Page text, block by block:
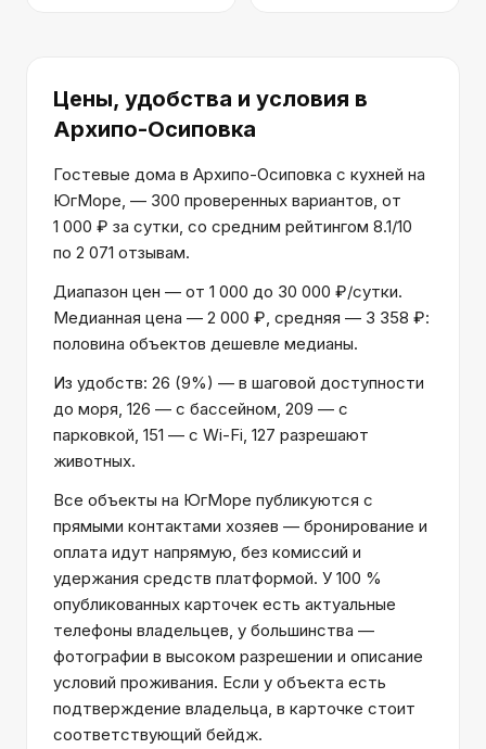
Цены, удобства и условия в
Архипо-Осиповка
Гостевые дома в Архипо-Осиповка с кухней на
ЮгМоре, — 300 проверенных вариантов, от
1 000 ₽ за сутки, со средним рейтингом 8.1/10
по 2 071 отзывам.
Диапазон цен — от 1 000 до 30 000 ₽/сутки.
Медианная цена — 2 000 ₽, средняя — 3 358 ₽:
половина объектов дешевле медианы.
Из удобств: 26 (9%) — в шаговой доступности
до моря, 126 — с бассейном, 209 — с
парковкой, 151 — с Wi-Fi, 127 разрешают
животных.
Все объекты на ЮгМоре публикуются с
прямыми контактами хозяев — бронирование и
оплата идут напрямую, без комиссий и
удержания средств платформой. У 100 %
опубликованных карточек есть актуальные
телефоны владельцев, у большинства —
фотографии в высоком разрешении и описание
условий проживания. Если у объекта есть
подтверждение владельца, в карточке стоит
соответствующий бейдж.